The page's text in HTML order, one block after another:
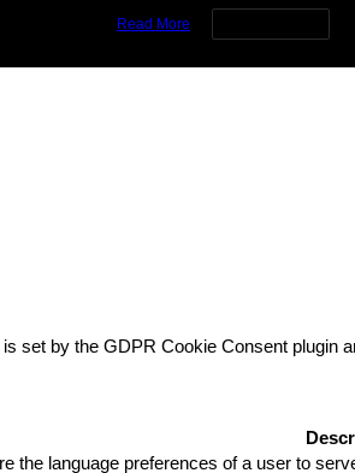
Read More
set by the GDPR Cookie Consent plugin
the language preferences of a user to